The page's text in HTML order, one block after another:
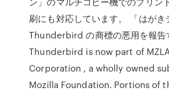
刷にも対応しています。 「はがき
Thunderbird の商標の悪用を報告
Thunderbird is now part of
Corporation , a wholly owned
Mozilla Foundation. Portions of